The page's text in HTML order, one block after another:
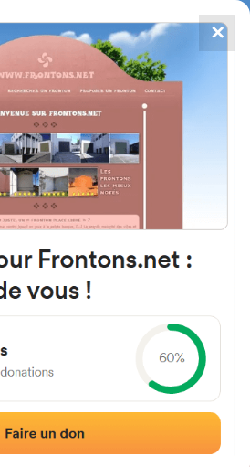
UN FRONTON
UN FRONTON
de Ariza,
la Vega 12
place libre
Photos|Commentaires et avis
✕